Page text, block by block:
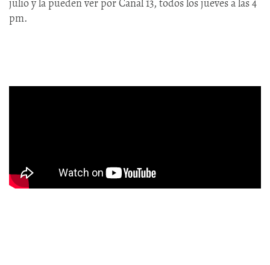
julio y la pueden ver por Canal 13, todos los jueves a las 4
pm.